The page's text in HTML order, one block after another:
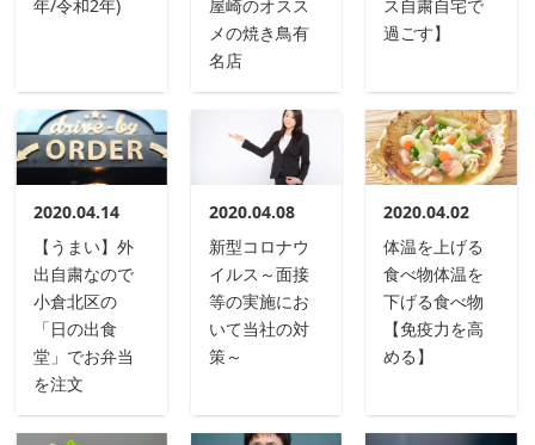
年/令和2年)
屋崎のオスス
メの焼き鳥有
名店
ス自粛自宅で
過ごす】
2020.04.14
【うまい】外
出自粛なので
小倉北区の
「日の出食
堂」でお弁当
を注文
2020.04.08
新型コロナウ
イルス～面接
等の実施にお
いて当社の対
策～
2020.04.02
体温を上げる
食べ物体温を
下げる食べ物
【免疫力を高
める】